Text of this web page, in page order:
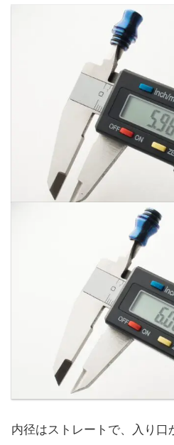
内径はストレートで、入り口